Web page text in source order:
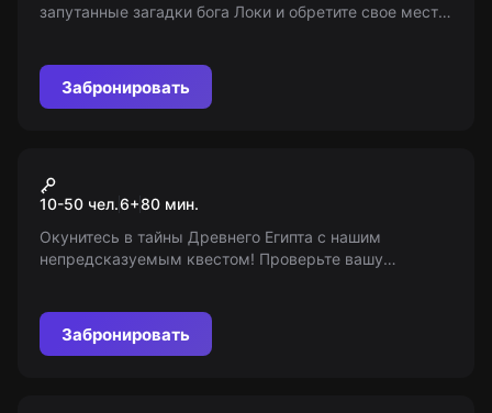
запутанные загадки бога Локи и обретите свое место
Забронировать
Душа фараона
10-50 чел.6+80 мин.
Окунитесь в тайны Древнего Египта с нашим
непредсказуемым квестом! Проверьте вашу
Забронировать